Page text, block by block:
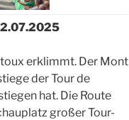
erklimmt. Der Mont
der Tour de
hat. Die Route
großer Tour-